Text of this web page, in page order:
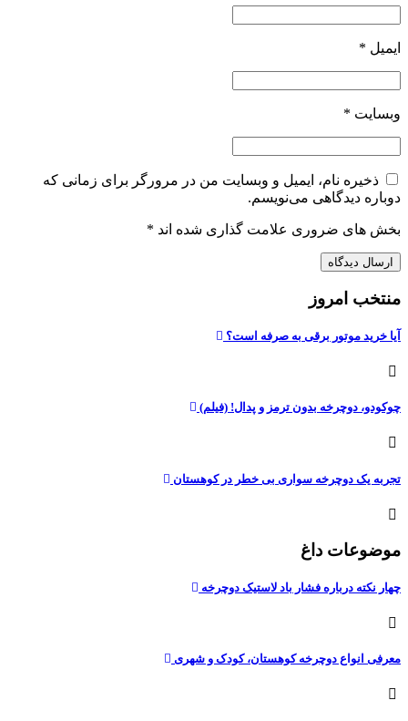
ایمیل *
وبسایت *
ذخیره نام، ایمیل و وبسایت من در مرورگر برای زمانی که
دوباره دیدگاهی می‌نویسم.
بخش های ضروری علامت گذاری شده اند *
منتخب امروز
آیا خرید موتور برقی به صرفه است؟
چوکودو، دوچرخه بدون ترمز و پدال! (فیلم)
تجربه یک دوچرخه سواری بی خطر در کوهستان
موضوعات داغ
چهار نکته درباره فشار باد لاستیک دوچرخه
معرفی انواع دوچرخه کوهستان، کودک و شهری